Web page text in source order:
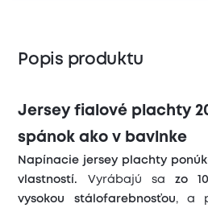
Popis produktu
Jersey fialové plachty
spánok ako v bavlnke
Napínacie jersey plachty
vlastností. Vyrábajú sa zo
vysokou stálofarebnosťou, a